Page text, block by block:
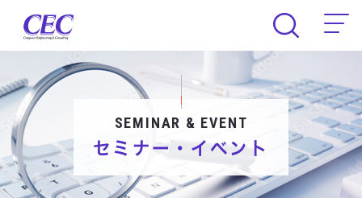
CEC Computer Engineering &
SEMINAR & EVENT
セミナー・イベント